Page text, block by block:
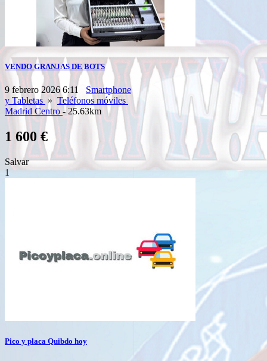
VENDO GRANJAS DE BOTS
9 febrero 2026 6:11
Smartphone
y Tabletas » Teléfonos móviles
Madrid Centro - 25.63km
1 600 €
Salvar
1
Pico y placa Quibdo hoy